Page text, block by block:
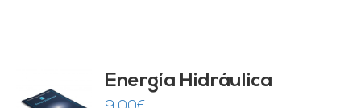
Energía Hidráulica